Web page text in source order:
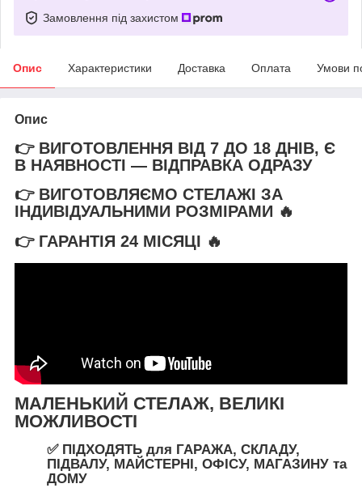
Замовлення під захистом
Опис Характеристики Доставка Оплата Умови
Опис
👉 ВИГОТОВЛЕННЯ ВІД 7 ДО 18 ДНІВ, Є
В НАЯВНОСТІ — ВІДПРАВКА ОДРАЗУ
👉 ВИГОТОВЛЯЄМО СТЕЛАЖІ ЗА
ІНДИВІДУАЛЬНИМИ РОЗМІРАМИ 🔥
👉 ГАРАНТІЯ 24 МІСЯЦІ 🔥
МАЛЕНЬКИЙ СТЕЛАЖ, ВЕЛИКІ
МОЖЛИВОСТІ
✅ ПІДХОДЯТЬ для ГАРАЖА, СКЛАДУ,
ПІДВАЛУ, МАЙСТЕРНІ , ОФІСУ, МАГАЗИНУ та
ДОМУ